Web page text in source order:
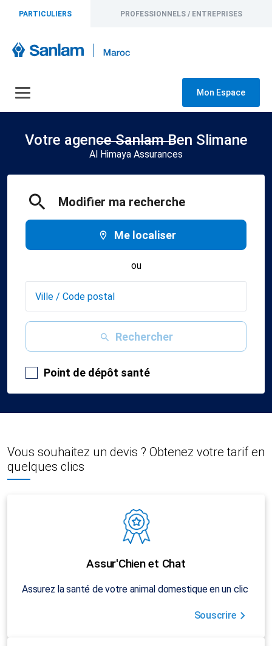
PARTICULIERS PROFESSIONNELS / ENTREPRISES
Mon Espace
Votre agence Sanlam Ben Slimane
Al Himaya Assurances
Modifier ma recherche
Me localiser
ou
Rechercher
Point de dépôt santé
Vous souhaitez un devis ? Obtenez votre tarif en
quelques clics
Assur'Chien et Chat
Assurez la santé de votre animal domestique en un clic
Souscrire